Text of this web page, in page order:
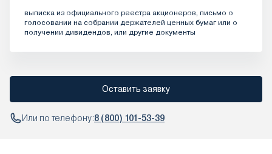
выписка из официального реестра акционеров, письмо о
голосовании на собрании держателей ценных бумаг или о
получении дивидендов, или другие документы
Оставить заявку
Или по телефону:8 (800) 101-53-39